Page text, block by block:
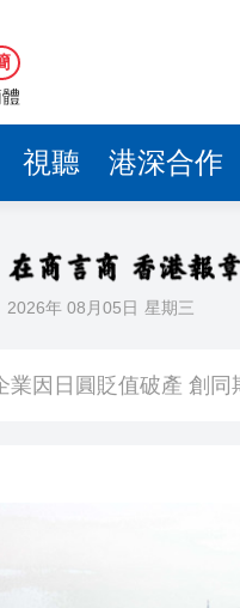
視聽 港深合作
2026年 08月05日 星期三
香港藝術館新展以書
盧海鵬 老戲骨齊聚 滿
新為北都發展「拆牆鬆
起來「活」起來「旺
龍鳳胎IB雙傑 狀元家
業因日圓貶值破產 創